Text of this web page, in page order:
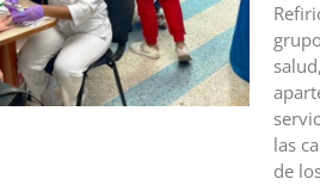
las
de